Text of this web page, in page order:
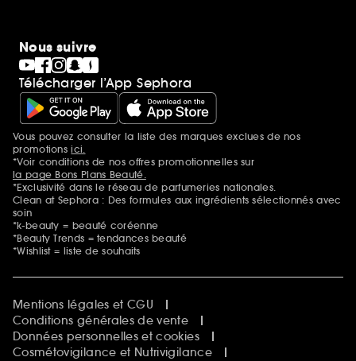
Nous suivre
Télécharger l’App Sephora
Mentions additionnelles
Vous pouvez consulter la liste des marques exclues de nos
promotionsici.
*Voir conditions de nos offres promotionnelles sur
la page Bons Plans Beauté.
*Exclusivité dans le réseau de parfumeries nationales.
Clean at Sephora : Des formules aux ingrédients sélectionnés avec
soin
*k-beauty = beauté coréenne
*Beauty Trends = tendances beauté
*Wishlist = liste de souhaits
Mentions légales et CGU
Conditions générales de vente
Données personnelles et cookies
Cosmétovigilance et Nutrivigilance